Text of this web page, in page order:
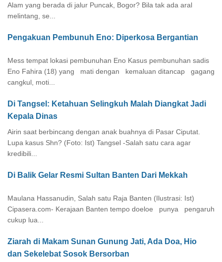
Alam yang berada di jalur Puncak, Bogor? Bila tak ada aral
melintang, se...
Pengakuan Pembunuh Eno: Diperkosa Bergantian
Mess tempat lokasi pembunuhan Eno Kasus pembunuhan sadis
Eno Fahira (18) yang mati dengan kemaluan ditancap gagang
cangkul, moti...
Di Tangsel: Ketahuan Selingkuh Malah Diangkat Jadi
Kepala Dinas
Airin saat berbincang dengan anak buahnya di Pasar Ciputat.
Lupa kasus Shn? (Foto: Ist) Tangsel -Salah satu cara agar
kredibili...
Di Balik Gelar Resmi Sultan Banten Dari Mekkah
Maulana Hassanudin, Salah satu Raja Banten (Ilustrasi: Ist)
Cipasera.com- Kerajaan Banten tempo doeloe punya pengaruh
cukup lua...
Ziarah di Makam Sunan Gunung Jati, Ada Doa, Hio
dan Sekelebat Sosok Bersorban